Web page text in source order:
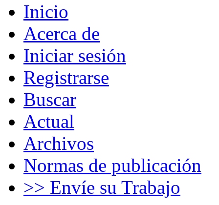
Inicio
Acerca de
Iniciar sesión
Registrarse
Buscar
Actual
Archivos
Normas de publicación
>> Envíe su Trabajo